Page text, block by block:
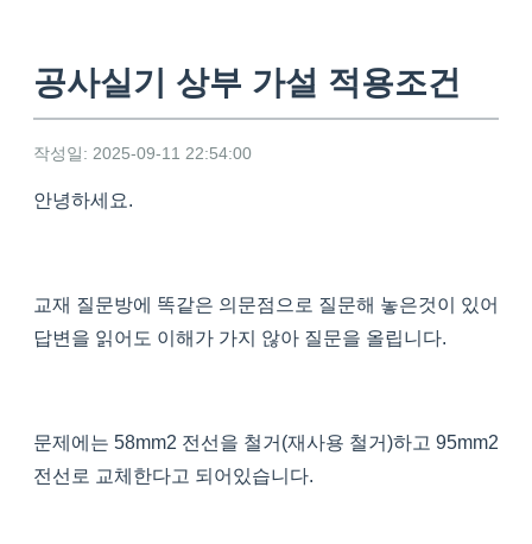
공사실기 상부 가설 적용조건
작성일: 2025-09-11 22:54:00
안녕하세요.
교재 질문방에 똑같은 의문점으로 질문해 놓은것이 있어
답변을 읽어도 이해가 가지 않아 질문을 올립니다.
문제에는 58mm2 전선을 철거(재사용 철거)하고 95mm2
전선로 교체한다고 되어있습니다.